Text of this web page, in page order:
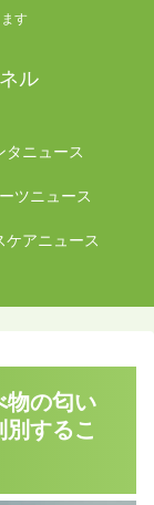
す
ル
タニュース
ツニュース
ケアニュース
物の匂い
するこ